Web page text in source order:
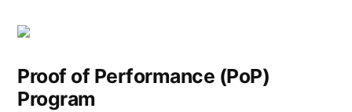
Proof of Performance (PoP)
Program